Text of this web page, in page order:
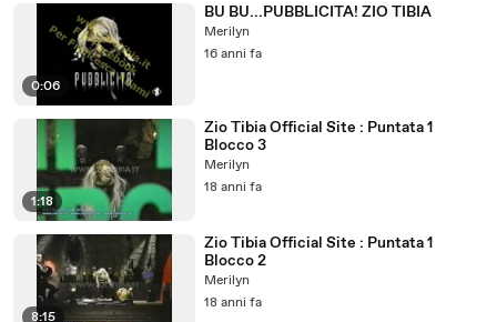
0:06
BU BU...PUBBLICITA! ZIO TIBIA
Merilyn
16 anni fa
1:18
Zio Tibia Official Site : Puntata 1
Blocco 3
Merilyn
18 anni fa
8:15
Zio Tibia Official Site : Puntata 1
Blocco 2
Merilyn
18 anni fa